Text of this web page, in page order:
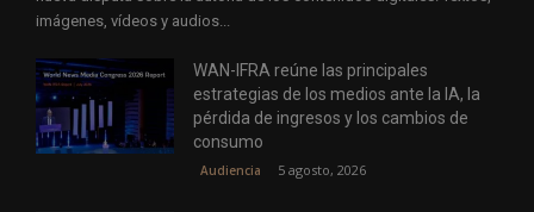
imágenes, vídeos y audios...
WAN-IFRA reúne las principales
estrategias de los medios ante la IA, la
pérdida de ingresos y los cambios de
consumo
Audiencia 5 agosto, 2026